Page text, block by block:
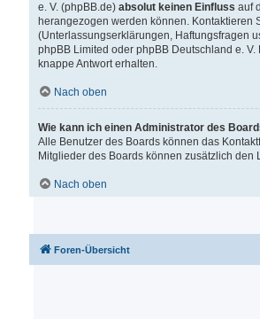
e. V. (phpBB.de) absolut keinen Einfluss auf
herangezogen werden können. Kontaktieren
(Unterlassungserklärungen, Haftungsfragen
phpBB Limited oder phpBB Deutschland e.
knappe Antwort erhalten.
Nach oben
Wie kann ich einen Administrator des
Alle Benutzer des Boards können das
Mitglieder des Boards können zusätzlich den
Nach oben
Foren-Übersicht